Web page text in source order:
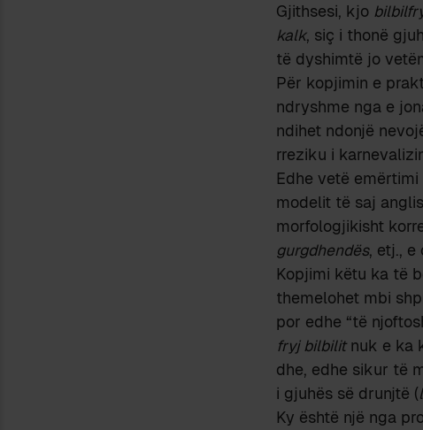
Gjithsesi, kjo
kalk, siç i thonë
të dyshimtë jo
Për kopjimin e
ndryshme nga e
ndihet ndonjë
rreziku i
Edhe vetë
modelit të saj
morfologjikisht
gurgdhendës, etj., e
Kopjimi këtu ka të
themelohet mbi
por edhe “të
fryj bilbilitnuk e ka
dhe, edhe sikur të
i gjuhës së drunjtë (
Ky është një nga